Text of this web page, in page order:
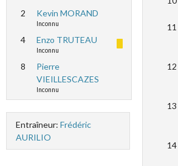
2 Kevin MORAND
Inconnu
4 Enzo TRUTEAU
Inconnu
8
Pierre
VIEILLESCAZES
Inconnu
Entraîneur: Frédéric
AURILIO
11
12
13
14